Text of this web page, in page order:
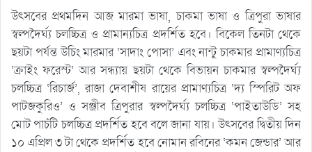
উৎসবের প্রথমদিন আজ মারমা ভাষা, চাকমা ভাষা ও ত্রিপুরা ভাষার
স্বল্পদৈর্ঘ্য চলচ্চিত্র ও প্রামান্যচিত্র প্রদর্শিত হবে। বিকেল তিনটা থেকে
ছয়টা পর্যন্ত উচিং মারমার ‘সাদাং পোসা’ এবং নান্টু চাকমার প্রামাণ্যচিত্র
‘ক্রাইং ফরেস্ট’ আর সন্ধ্যায় ছয়টা থেকে বিভায়ন চাকমার স্বল্পদৈর্ঘ্য
চলচ্চিত্র ‘রিচার্জ’, রাজা দেবাশীষ রায়ের প্রামাণ্যচিত্র ‘দ্য স্পিরিট অফ
পাটজকুরিও’ ও সঞ্জীব ত্রিপুরার স্বল্পদৈর্ঘ্য চলচ্চিত্র ‘পাইতাউডি’ সহ
মোট পাচঁটি চলচ্চিত্র প্রদর্শিত হবে বলে জানা যায়। উৎসবের দ্বিতীয় দিন
১০ এপ্রিল ৩ টা থেকে প্রদর্শিত হবে নোমান রবিনের ‘কমন জেন্ডার’ আর